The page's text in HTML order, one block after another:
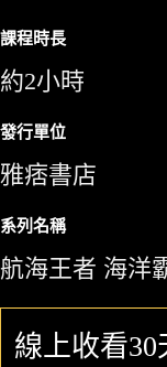
課程時長
約2小時
發行單位
雅痞書店
系列名稱
航海王者 海洋
線上收看30